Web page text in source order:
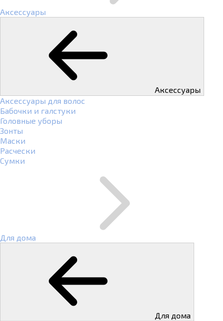
Аксессуары
Аксессуары
Аксессуары для волос
Бабочки и галстуки
Головные уборы
Зонты
Маски
Расчески
Сумки
Для дома
Для дома